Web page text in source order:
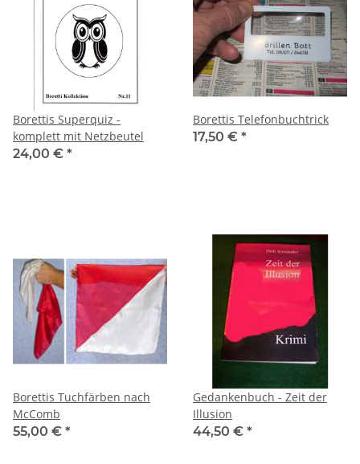
Borettis Superquiz -
komplett mit Netzbeutel
24,00 € *
Borettis Telefonbuchtrick
17,50 € *
Borettis Tuchfärben nach
McComb
55,00 € *
Gedankenbuch - Zeit der
Illusion
44,50 € *